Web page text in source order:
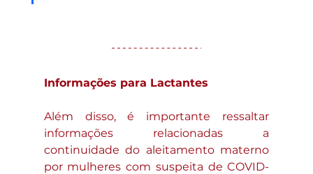
Informações para Lactantes
Além disso, é importante ressaltar
informações relacionadas a
continuidade do aleitamento materno
por mulheres com suspeita de COVID-